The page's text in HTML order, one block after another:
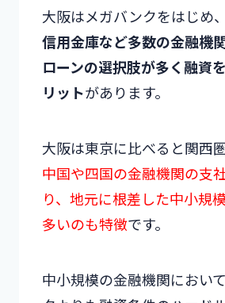
大阪はメガバンクをはじめ、
信用金庫など多数の金融機
ローンの選択肢が多く融資
リットがあります。
大阪は東京に比べると関西
中国や四国の金融機関の支
り、地元に根差した中小規
多いのも特徴です。
中小規模の金融機関におい